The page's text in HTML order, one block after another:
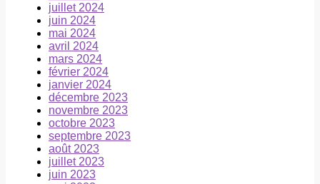
juillet 2024
juin 2024
mai 2024
avril 2024
mars 2024
février 2024
janvier 2024
décembre 2023
novembre 2023
octobre 2023
septembre 2023
août 2023
juillet 2023
juin 2023